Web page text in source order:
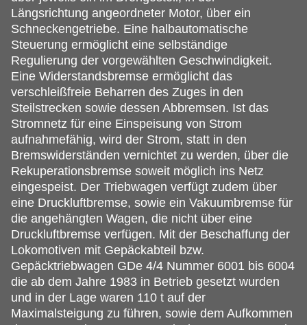
Längsrichtung angeordneter Motor, über ein
Schneckengetriebe. Eine halbautomatische
Steuerung ermöglicht eine selbständige
Regulierung der vorgewählten Geschwindigkeit.
Eine Widerstandsbremse ermöglicht das
verschleißfreie Beharren des Zuges in den
Steilstrecken sowie dessen Abbremsen. Ist das
Stromnetz für eine Einspeisung von Strom
aufnahmefähig, wird der Strom, statt in den
Bremswiderständen vernichtet zu werden, über die
Rekuperationsbremse soweit möglich ins Netz
eingespeist. Der Triebwagen verfügt zudem über
eine Druckluftbremse, sowie ein Vakuumbremse für
die angehängten Wagen, die nicht über eine
Druckluftbremse verfügen. Mit der Beschaffung der
Lokomotiven mit Gepäckabteil bzw.
Gepäcktriebwagen GDe 4/4 Nummer 6001 bis 6004
die ab dem Jahre 1983 in Betrieb gesetzt wurden
und in der Lage waren 110 t auf der
Maximalsteigung zu führen, sowie dem Aufkommen